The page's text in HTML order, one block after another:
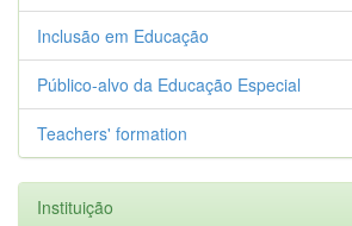
Inclusão em Educação
Público-alvo da Educação Especial
Teachers' formation
Instituição